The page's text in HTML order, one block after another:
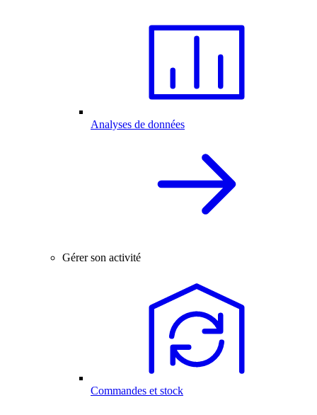
Analyses de données
Gérer son activité
Commandes et stock